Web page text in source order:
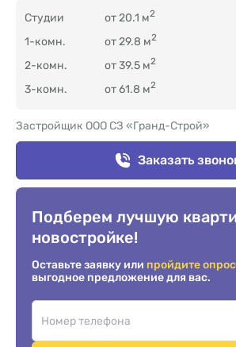
Студии от 20.1 м2
1-комн.
от 29.8 м2
2-комн.
от 39.5 м2
3-комн.
от 61.8 м2
Застройщик ООО СЗ «Гранд-Строй»
Заказать
Подберем лучшую
новостройке!
Оставьте заявку или пройдите опрос
выгодное предложение для вас.